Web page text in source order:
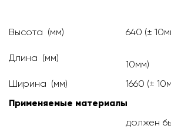
Высота (мм) 640 (±
Длина (мм)
10мм)
Ширина (мм)
1660 (±
Применяемые материалы
должен